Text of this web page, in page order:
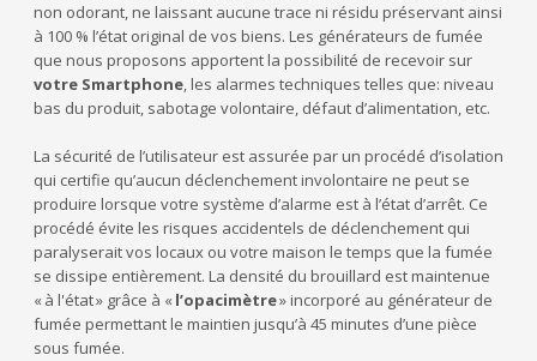
non odorant, ne laissant aucune trace ni résidu préservant ainsi
à 100 % l’état original de vos biens. Les générateurs de fumée
que nous proposons apportent la possibilité de recevoir sur
votre Smartphone, les alarmes techniques telles que: niveau
bas du produit, sabotage volontaire, défaut d’alimentation, etc.
La sécurité de l’utilisateur est assurée par un procédé d’isolation
qui certifie qu’aucun déclenchement involontaire ne peut se
produire lorsque votre système d’alarme est à l’état d’arrêt. Ce
procédé évite les risques accidentels de déclenchement qui
paralyserait vos locaux ou votre maison le temps que la fumée
se dissipe entièrement. La densité du brouillard est maintenue
« à l'état » grâce à «l’opacimètre» incorporé au générateur de
fumée permettant le maintien jusqu’à 45 minutes d’une pièce
sous fumée.